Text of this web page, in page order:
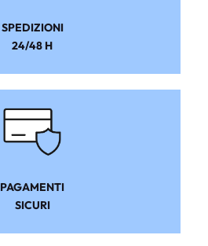
SPEDIZIONI
24/48 H
PAGAMENTI
SICURI